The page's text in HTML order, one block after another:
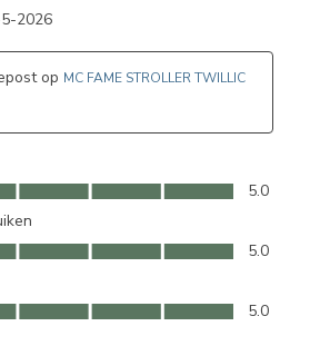
2026
op MC FAME STROLLER TWILLIC
5.0
5.0 van 5
5.0
5.0